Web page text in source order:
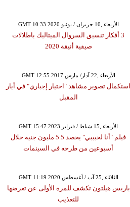
GMT 10:33 2020 الأربعاء ,10 حزيران / يونيو
3 أفكار تنسيق السروال الميتاليك باطلالات
صيفية أنيقة 2020
GMT 12:55 2017 الأربعاء ,22 آذار/ مارس
استكمال تصوير مشاهد "اختيار إجباري" في أيار
المقبل
GMT 15:47 2023 الأربعاء ,15 شباط / فبراير
فيلم "أنا لحبيبي" يحصد 5.5 مليون جنيه خلال
أسبوعين من طرحه في السينمات
GMT 11:19 2020 الثلاثاء ,25 آب / أغسطس
باريس هيلتون تكشف للمرة الأولى عن تعرضها
للتعذيب